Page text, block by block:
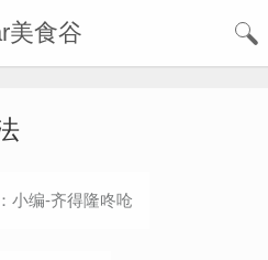
美食谷
小编-齐得隆咚呛